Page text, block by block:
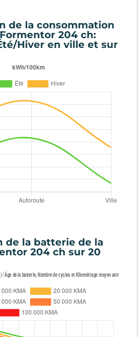
de la consommation
204 ch:
Hiver en ville et sur
de la batterie de la
204 ch sur 20